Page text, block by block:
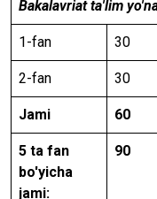
Bakalavriat ta'lim
1-fan 30
2-fan 30
Jami 60
5 ta fan
bo'yicha
jami:
90